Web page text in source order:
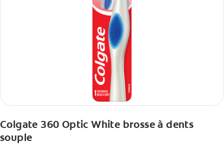
Colgate 360 Optic White brosse à dents
souple